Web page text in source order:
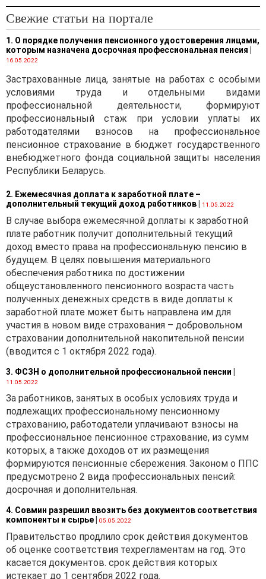
Свежие статьи на портале
1. О порядке получения пенсионного удостоверения лицами,
которым назначена досрочная профессиональная пенсия
16.05.2022
Застрахованные лица, занятые на работах с особыми
условиями труда и отдельными видами
профессиональной деятельности, формируют
профессиональный стаж при условии уплаты их
работодателями взносов на профессиональное
пенсионное страхование в бюджет государственного
внебюджетного фонда социальной защиты населения
Республики Беларусь.
2. Ежемесячная доплата к заработной плате –
дополнительный текущий доход работников
11.05.2022
В случае выбора ежемесячной доплаты к заработной
плате работник получит дополнительный текущий
доход вместо права на профессиональную пенсию в
будущем. В целях повышения материального
обеспечения работника по достижении
общеустановленного пенсионного возраста часть
полученных денежных средств в виде доплаты к
заработной плате может быть направлена им для
участия в новом виде страхования – добровольном
страховании дополнительной накопительной пенсии
(вводится с 1 октября 2022 года).
3. ФСЗН о дополнительной профессиональной пенсии
11.05.2022
За работников, занятых в особых условиях труда и
подлежащих профессиональному пенсионному
страхованию, работодатели уплачивают взносы на
профессиональное пенсионное страхование, из сумм
которых, а также доходов от их размещения
формируются пенсионные сбережения. Законом о ППС
предусмотрено 2 вида профессиональных пенсий:
досрочная и дополнительная.
4. Совмин разрешил ввозить без документов соответствия
компоненты и сырье
05.05.2022
Правительство продлило срок действия документов
об оценке соответствия техрегламентам на год. Это
касается документов. срок действия которых
истекает до 1 сентября 2022 года.